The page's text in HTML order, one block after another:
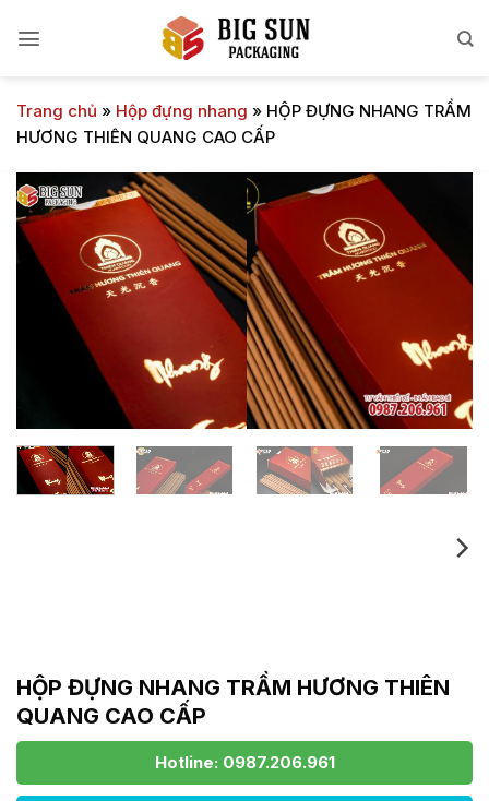
qua
Trang chủ » Hộp đựng nhang » HỘP ĐỰNG NHANG TRẦM
HƯƠNG THIÊN QUANG CAO CẤP
HỘP ĐỰNG NHANG TRẦM HƯƠNG THIÊN
QUANG CAO CẤP
Hotline: 0987.206.961